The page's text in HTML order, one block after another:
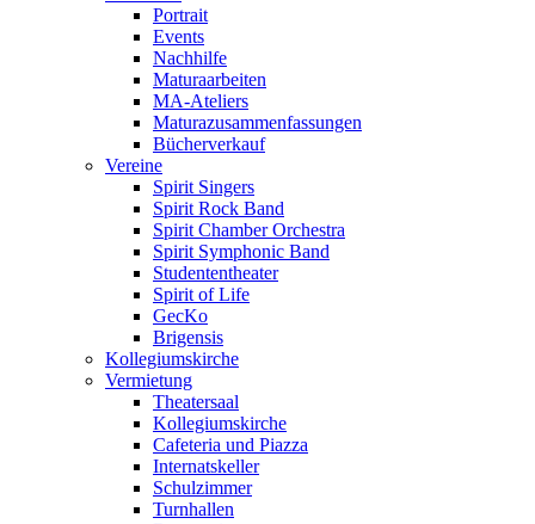
Portrait
Events
Nachhilfe
Maturaarbeiten
MA-Ateliers
Maturazusammenfassungen
Bücherverkauf
Vereine
Spirit Singers
Spirit Rock Band
Spirit Chamber Orchestra
Spirit Symphonic Band
Studententheater
Spirit of Life
GecKo
Brigensis
Kollegiumskirche
Vermietung
Theatersaal
Kollegiumskirche
Cafeteria und Piazza
Internatskeller
Schulzimmer
Turnhallen